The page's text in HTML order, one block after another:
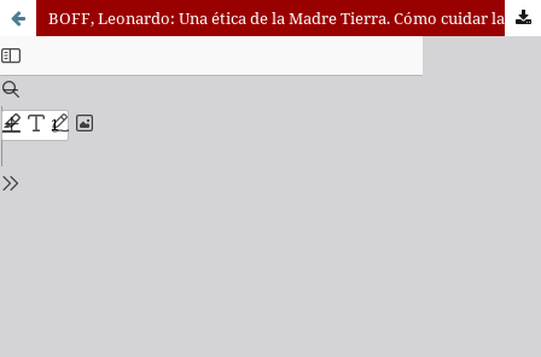
BOFF, Leonardo: Una ética de la Madre Tierra. Cómo cuidar la casa común